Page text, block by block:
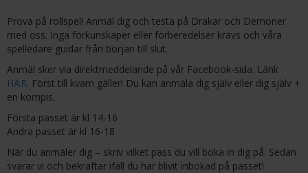
Prova på rollspel! Anmäl dig och testa på Drakar och Demoner
med oss. Inga förkunskaper eller förberedelser krävs och våra
spelledare guidar från början till slut.
Anmäl sker via direktmeddelande på vår Facebook-sida. Länk
HÄR. Först till kvarn gäller! Du kan anmäla dig själv eller dig själv +
en kompis.
Första passet är kl 14-16
Andra passet är kl 16-18
När du anmäler dig – skriv vilket pass du vill boka in dig på. Sedan
svarar vi och bekräftar ifall du har blivit inbokad på passet!